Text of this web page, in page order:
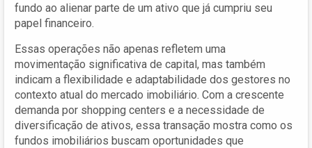
fundo ao alienar parte de um ativo que já cumpriu seu
papel financeiro.
Essas operações não apenas refletem uma
movimentação significativa de capital, mas também
indicam a flexibilidade e adaptabilidade dos gestores no
contexto atual do mercado imobiliário. Com a crescente
demanda por shopping centers e a necessidade de
diversificação de ativos, essa transação mostra como os
fundos imobiliários buscam oportunidades que